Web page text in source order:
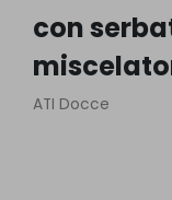
con
ATI Docce